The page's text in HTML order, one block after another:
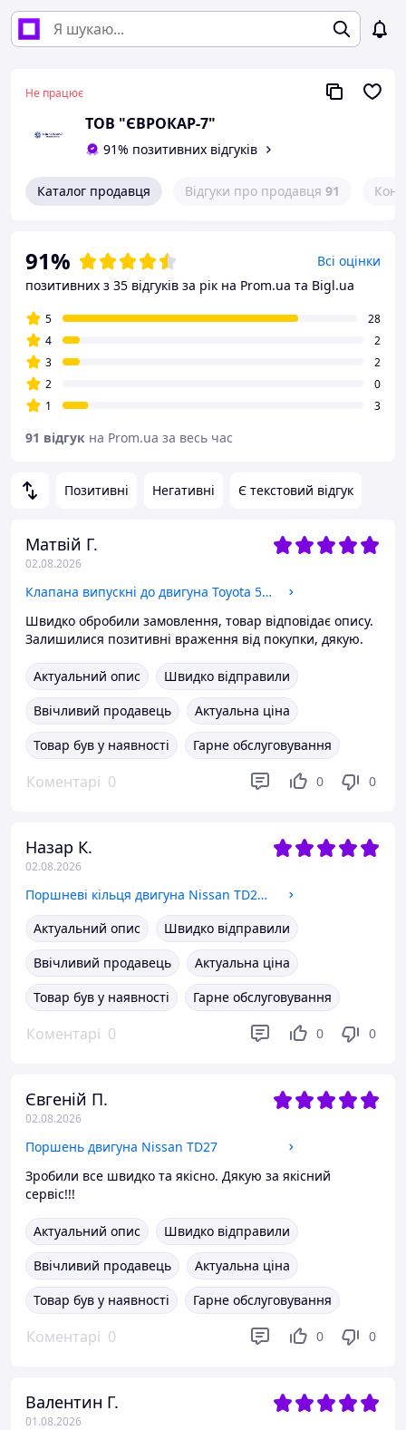
Не працює
ТОВ "ЄВРОКАР-7"
91% позитивних відгуків
Каталог продавця Відгуки про продавця 91
Позитивні Негативні Є текстовий відгук
Матвій Г.
02.08.2026
Клапана випускні до двигуна Toyota 5K (Тойота 5К)
Швидко обробили замовлення, товар відповідає опису.
Залишилися позитивні враження від покупки, дякую.
Актуальний опис
Швидко відправили
Ввічливий продавець
Актуальна ціна
Товар був у наявності
Гарне обслуговування
Коментарі 0 0 0
Назар К.
02.08.2026
Поршневі кільця двигуна Nissan TD27, H15, H20-II, H25, K15, K21, K25, TD42, TB42
Актуальний опис
Швидко відправили
Ввічливий продавець
Актуальна ціна
Товар був у наявності
Гарне обслуговування
Коментарі 0 0 0
Євгеній П.
02.08.2026
Поршень двигуна Nissan TD27
Зробили все швидко та якісно. Дякую за якісний
сервіс!!!
Актуальний опис
Швидко відправили
Ввічливий продавець
Актуальна ціна
Товар був у наявності
Гарне обслуговування
Коментарі 0 0 0
Валентин Г.
01.08.2026
91%
Всі оцінки
позитивних з 35 відгуків за рік на Prom.ua та Bigl.ua
5
28
4
2
3
2
2
0
1
3
91 відгук на Prom.ua за весь час